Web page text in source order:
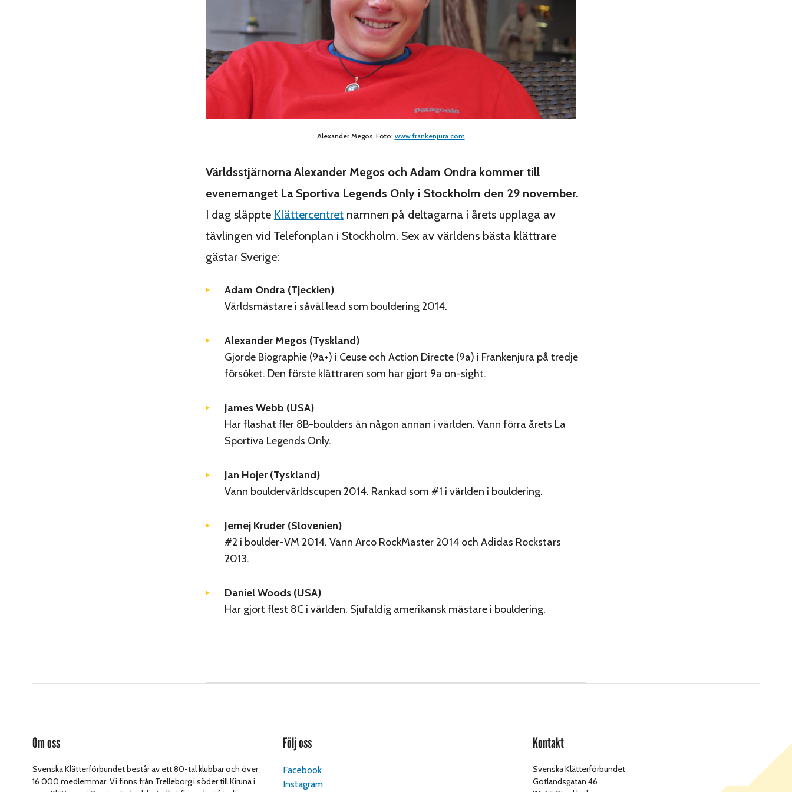
Alexander Megos. Foto: www.frankenjura.com
Världsstjärnorna Alexander Megos och Adam Ondra kommer till
evenemanget La Sportiva Legends Only i Stockholm den 29 november.
I dag släppte Klättercentret namnen på deltagarna i årets upplaga av
tävlingen vid Telefonplan i Stockholm. Sex av världens bästa klättrare
gästar Sverige:
Adam Ondra (Tjeckien)
Världsmästare i såväl lead som bouldering 2014.
Alexander Megos (Tyskland)
Gjorde Biographie (9a+) i Ceuse och Action Directe (9a) i Frankenjura på tredje
försöket. Den förste klättraren som har gjort 9a on-sight.
James Webb (USA)
Har flashat fler 8B-boulders än någon annan i världen. Vann förra årets La
Sportiva Legends Only.
Jan Hojer (Tyskland)
Vann bouldervärldscupen 2014. Rankad som #1 i världen i bouldering.
Jernej Kruder (Slovenien)
#2 i boulder-VM 2014. Vann Arco RockMaster 2014 och Adidas Rockstars
2013.
Daniel Woods (USA)
Har gjort flest 8C i världen. Sjufaldig amerikansk mästare i bouldering.
Om oss
Svenska Klätterförbundet består av ett 80-tal klubbar och över
16 000 medlemmar. Vi finns från Trelleborg i söder till Kiruna i
Följ oss
Facebook
Instagram
Kontakt
Svenska Klätterförbundet
Gotlandsgatan 46